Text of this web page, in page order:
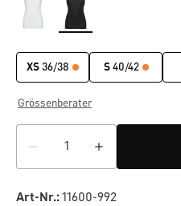
XS 36/38 S40/42
Grössenberater
Art-Nr.:11600-992